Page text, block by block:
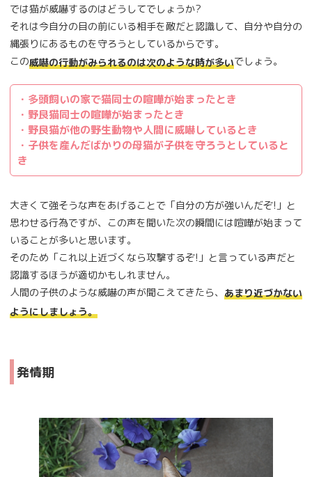
では猫が威嚇するのはどうしてでしょうか?
それは今自分の目の前にいる相手を敵だと認識して、自分や自分の
縄張りにあるものを守ろうとしているからです。
この威嚇の行動がみられるのは次のような時が多いでしょう。
・多頭飼いの家で猫同士の喧嘩が始まったとき
・野良猫同士の喧嘩が始まったとき
・野良猫が他の野生動物や人間に威嚇しているとき
・子供を産んだばかりの母猫が子供を守ろうとしていると
き
大きくて強そうな声をあげることで「自分の方が強いんだぞ!」と
思わせる行為ですが、この声を聞いた次の瞬間には喧嘩が始まって
いることが多いと思います。
そのため「これ以上近づくなら攻撃するぞ!」と言っている声だと
認識するほうが適切かもしれません。
人間の子供のような威嚇の声が聞こえてきたら、 あまり近づかない
ようにしましょう。
発情期